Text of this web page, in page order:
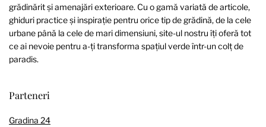
grădinărit și amenajări exterioare. Cu o gamă variată de articole,
ghiduri practice și inspirație pentru orice tip de grădină, de la cele
urbane până la cele de mari dimensiuni, site-ul nostru îți oferă tot
ce ai nevoie pentru a-ți transforma spațiul verde într-un colț de
paradis.
Parteneri
Gradina 24